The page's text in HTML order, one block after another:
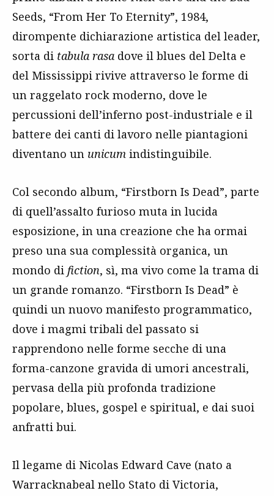
Seeds, “From Her To Eternity”, 1984,
dirompente dichiarazione artistica del leader,
sorta di tabula rasa dove il blues del Delta e
del Mississippi rivive attraverso le forme di
un raggelato rock moderno, dove le
percussioni dell’inferno post-industriale e il
battere dei canti di lavoro nelle piantagioni
diventano un unicum indistinguibile.
Col secondo album, “Firstborn Is Dead”, parte
di quell’assalto furioso muta in lucida
esposizione, in una creazione che ha ormai
preso una sua complessità organica, un
mondo di fiction, sì, ma vivo come la trama di
un grande romanzo. “Firstborn Is Dead” è
quindi un nuovo manifesto programmatico,
dove i magmi tribali del passato si
rapprendono nelle forme secche di una
forma-canzone gravida di umori ancestrali,
pervasa della più profonda tradizione
popolare, blues, gospel e spiritual, e dai suoi
anfratti bui.
Il legame di Nicolas Edward Cave (nato a
Warracknabeal nello Stato di Victoria,